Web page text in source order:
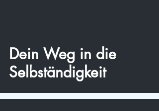
Dein Weg in die
Selbständigkeit